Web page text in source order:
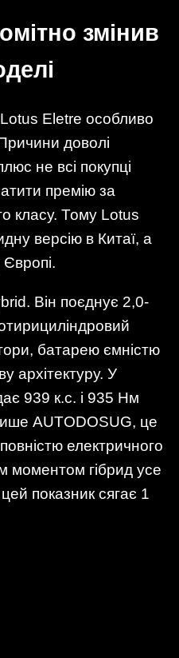
змінив
Eletre особливо
доволі
не всі покупці
премію за
класу. Тому Lotus
версію в Китаї, а
Європі.
Він поєднує 2,0-
батарею ємністю
архітектуру. У
939 к.с. і 935 Нм
AUTODOSUG, це
електричного
моментом гібрид усе
показник сягає 1